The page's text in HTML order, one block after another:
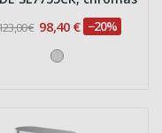
€ 98,40 € −20%